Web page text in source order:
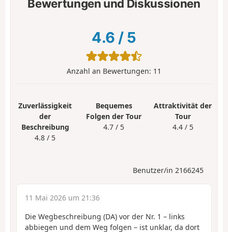
Bewertungen und Diskussionen
4.6 / 5
Anzahl an Bewertungen: 11
Zuverlässigkeit
der
Beschreibung
4.8 / 5
Bequemes
Folgen der Tour
4.7 / 5
Attraktivität der
Tour
4.4 / 5
Benutzer/in 2166245
11 Mai 2026 um 21:36
Die Wegbeschreibung (DA) vor der Nr. 1 – links
abbiegen und dem Weg folgen – ist unklar, da dort